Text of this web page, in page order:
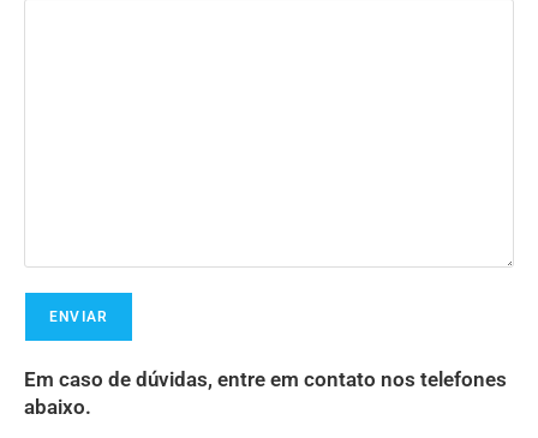
Em caso de dúvidas, entre em contato nos telefones
abaixo.